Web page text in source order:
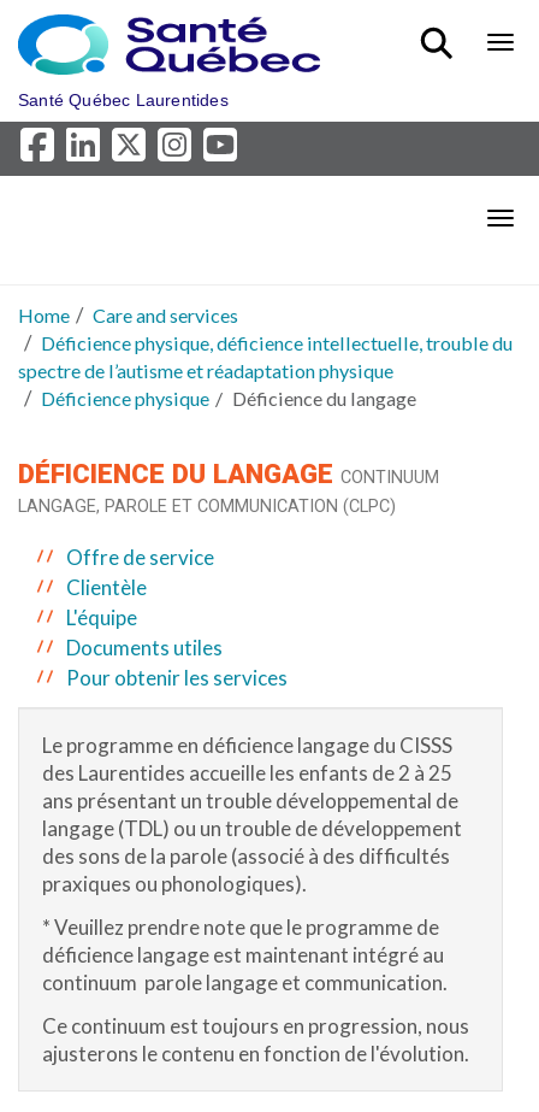
Skip to main content
Santé Québec Laurentides
Home
Care and services
Déficience physique, déficience intellectuelle, trouble du
spectre de l’autisme et réadaptation physique
Déficience physique
Déficience du langage
DÉFICIENCE DU LANGAGE CONTINUUM
LANGAGE, PAROLE ET COMMUNICATION (CLPC)
Offre de service
Clientèle
L'équipe
Documents utiles
Pour obtenir les services
Le programme en déficience langage du CISSS
des Laurentides accueille les enfants de 2 à 25
ans présentant un trouble développemental de
langage (TDL) ou un trouble de développement
des sons de la parole (associé à des difficultés
praxiques ou phonologiques).
* Veuillez prendre note que le programme de
déficience langage est maintenant intégré au
continuum parole langage et communication.
Ce continuum est toujours en progression, nous
ajusterons le contenu en fonction de l'évolution.